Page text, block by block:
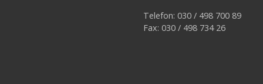
Telefon: 030 / 498 700 89
Fax: 030 / 498 734 26